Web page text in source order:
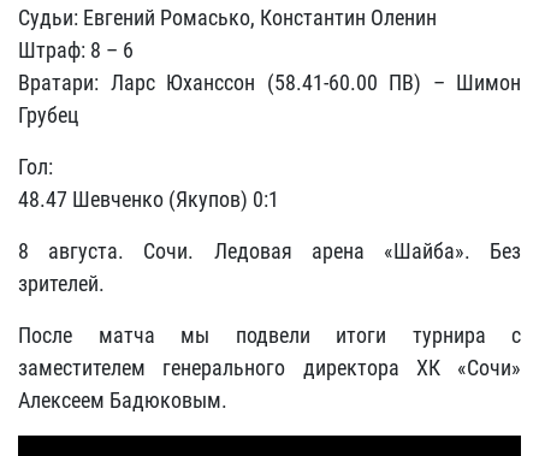
Судьи: Евгений Ромасько, Константин Оленин
Штраф: 8 – 6
Вратари: Ларс Юханссон (58.41-60.00 ПВ) – Шимон
Грубец
Гол:
48.47 Шевченко (Якупов) 0:1
8 августа. Сочи. Ледовая арена «Шайба». Без
зрителей.
После матча мы подвели итоги турнира с
заместителем генерального директора ХК «Сочи»
Алексеем Бадюковым.